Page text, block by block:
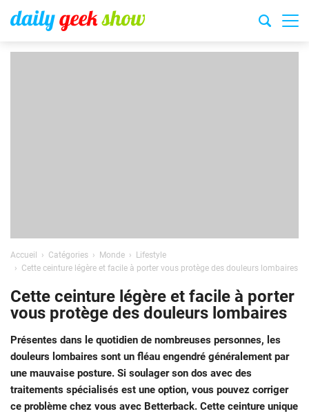
Accueil Catégories Monde
Lifestyle
Cette ceinture légère et facile à porter vous protège des douleurs lombaires
Cette ceinture légère et facile à porter
vous protège des douleurs lombaires
Présentes dans le quotidien de nombreuses personnes, les
douleurs lombaires sont un fléau engendré généralement par
une mauvaise posture. Si soulager son dos avec des
traitements spécialisés est une option, vous pouvez corriger
ce problème chez vous avec Betterback. Cette ceinture unique